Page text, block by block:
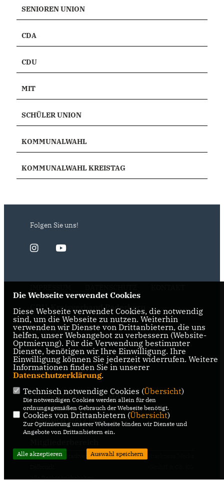
SENIOREN UNION
CDA
CDU
MIT
SCHÜLER UNION
KOMMUNALWAHL
KOMMUNALWAHL KREISTAG
Folgen Sie uns!
CDU-Kreisverband Paderborn
CDU-NRW
Bernhard Hoppe-Biermeyer MdL
CDU Deutschlands
Carsten Linnemann MdB
Friedrich Merz MdB
@2026 CDU Stadtverband
Realisation: Sharkness Media
Die Webseite verwendet Cookies
Diese Webseite verwendet Cookies, die notwendig
sind, um die Webseite zu nutzen. Weiterhin
verwenden wir Dienste von Drittanbietern, die uns
helfen, unser Webangebot zu verbessern (Website-
Optmierung). Für die Verwendung bestimmter
Dienste, benötigen wir Ihre Einwilligung. Ihre
Einwilligung können Sie jederzeit widerrufen. Weitere
Informationen finden Sie in unserer
Datenschutzerklärung.
Technisch notwendige Cookies (Übersicht)
Die notwendigen Cookies werden allein für den
ordnungsgemäßen Gebrauch der Webseite benötigt.
Cookies von Drittanbietern (Übersicht)
Zur Optimierung unserer Webseite binden wir Dienste und
Angebote von Drittanbietern ein.
Alle akzeptieren Auswahl speichern